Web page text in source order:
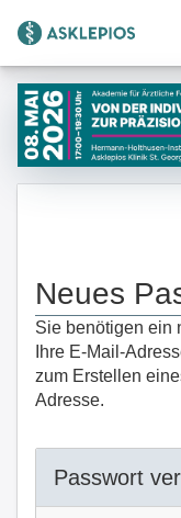
Zur Startseite
Neues
Sie benötigen ein
Ihre E-Mail-
zum Erstellen
Adresse.
Passwort